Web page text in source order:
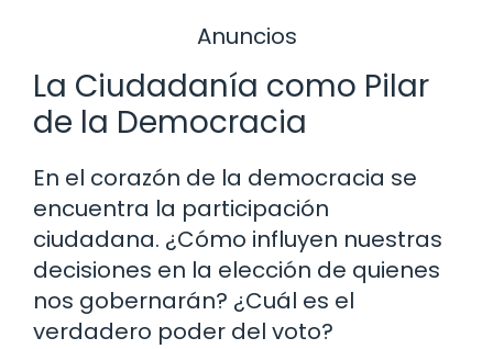
Anuncios
La Ciudadanía como Pilar
de la Democracia
En el corazón de la democracia se
encuentra la participación
ciudadana. ¿Cómo influyen nuestras
decisiones en la elección de quienes
nos gobernarán? ¿Cuál es el
verdadero poder del voto?